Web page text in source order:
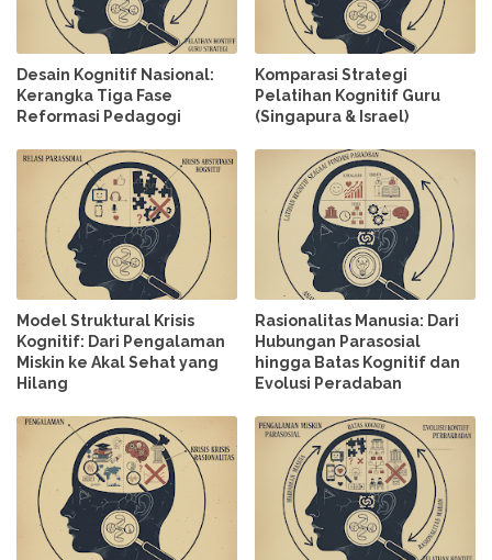
Desain Kognitif Nasional:
Kerangka Tiga Fase
Reformasi Pedagogi
Komparasi Strategi
Pelatihan Kognitif Guru
(Singapura & Israel)
Model Struktural Krisis
Kognitif: Dari Pengalaman
Miskin ke Akal Sehat yang
Hilang
Rasionalitas Manusia: Dari
Hubungan Parasosial
hingga Batas Kognitif dan
Evolusi Peradaban